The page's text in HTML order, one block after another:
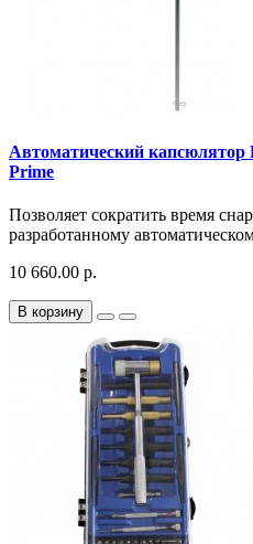
Автоматический
Prime
Позволяет сократить время
разработанному
10 660.00 р.
В корзину